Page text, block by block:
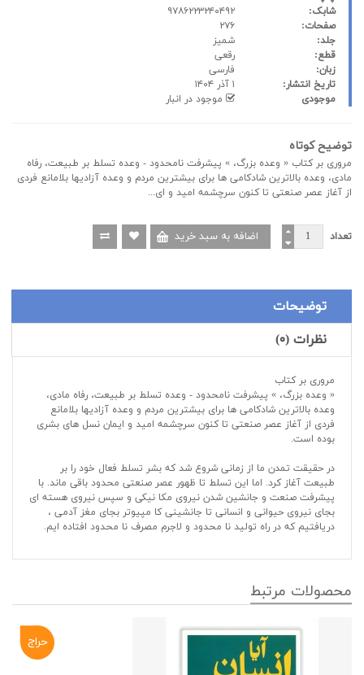
شابک:
صفحات:
جلد:
شمیز
قطع:
رقعی
زبان:
فارسی
تاریخ انتشار:
موجودی
موجود در انبار
توضیح کوتاه
مروری بر کتاب « وعده بزرگ، » پیشرفت نامحدود - وعده تسلط بر طبیعت، رفاه
مادی، وعده بالاترین شادکامی ها برای بیشترین مردم و وعده آزادیها بلامانع فردی
از آغاز عصر صنعتی تا کنون سرچشمه امید و ای...
تعداد
توضیحات
نظرات (۰)
مروری بر کتاب
« وعده بزرگ، » پیشرفت نامحدود - وعده تسلط بر طبیعت، رفاه مادی،
وعده بالاترین شادکامی ها برای بیشترین مردم و وعده آزادیها بلامانع
فردی از آغاز عصر صنعتی تا کنون سرچشمه امید و ایمان نسل های بشری
بوده است.
در حقیقت تمدن ما از زمانی شروع شد که بشر تسلط فعال خود را بر
طبیعت آغاز کرد. اما این تسلط تا ظهور عصر صنعتی محدود باقی ماند. با
پیشرفت صنعت و جانشین شدن نیروی مکا نیکی و سپس نیروی هسته ای
بجای نیروی حیوانی و انسانی تا جانشینی کا مپیوتر بجای مغز آدمی ،
دریافتیم که در راه تولید نا محدود و لاجرم مصرف نا محدود افتاده ایم.
محصولات مرتبط
حراج